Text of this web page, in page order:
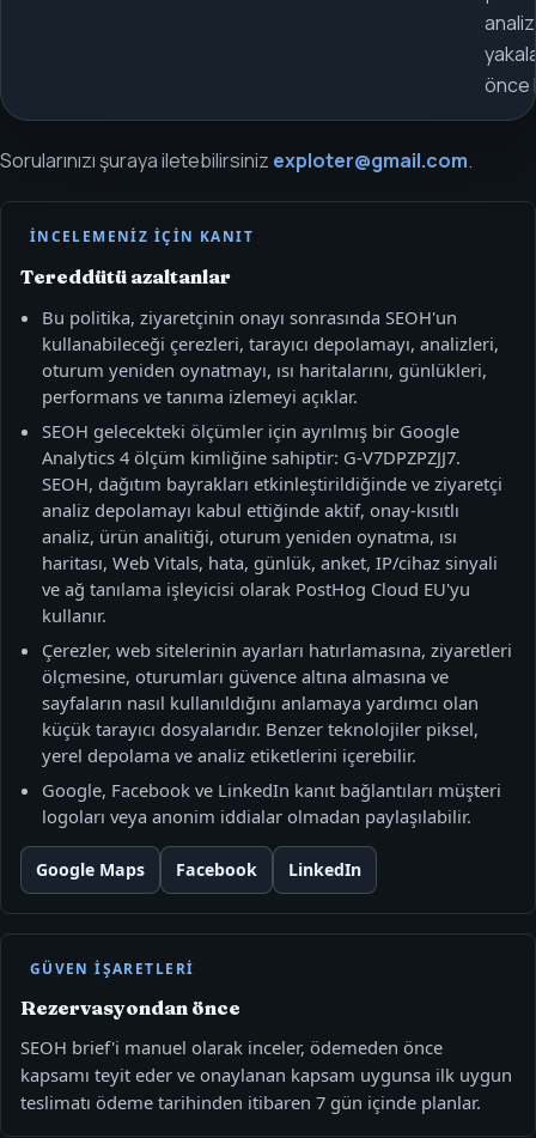
analiz
önce
Sorularınızı şuraya iletebilirsiniz exploter@gmail.com.
İNCELEMENIZ IÇIN KANIT
Tereddütü azaltanlar
Bu politika, ziyaretçinin onayı sonrasında SEOH'un
kullanabileceği çerezleri, tarayıcı depolamayı, analizleri,
oturum yeniden oynatmayı, ısı haritalarını, günlükleri,
performans ve tanıma izlemeyi açıklar.
SEOH gelecekteki ölçümler için ayrılmış bir Google
Analytics 4 ölçüm kimliğine sahiptir: G-V7DPZPZJJ7.
SEOH, dağıtım bayrakları etkinleştirildiğinde ve ziyaretçi
analiz depolamayı kabul ettiğinde aktif, onay-kısıtlı
analiz, ürün analitiği, oturum yeniden oynatma, ısı
haritası, Web Vitals, hata, günlük, anket, IP/cihaz sinyali
ve ağ tanılama işleyicisi olarak PostHog Cloud EU'yu
kullanır.
Çerezler, web sitelerinin ayarları hatırlamasına, ziyaretleri
ölçmesine, oturumları güvence altına almasına ve
sayfaların nasıl kullanıldığını anlamaya yardımcı olan
küçük tarayıcı dosyalarıdır. Benzer teknolojiler piksel,
yerel depolama ve analiz etiketlerini içerebilir.
Google, Facebook ve LinkedIn kanıt bağlantıları müşteri
logoları veya anonim iddialar olmadan paylaşılabilir.
Google Maps Facebook LinkedIn
GÜVEN IŞARETLERI
Rezervasyondan önce
SEOH brief'i manuel olarak inceler, ödemeden önce
kapsamı teyit eder ve onaylanan kapsam uygunsa ilk uygun
teslimatı ödeme tarihinden itibaren 7 gün içinde planlar.